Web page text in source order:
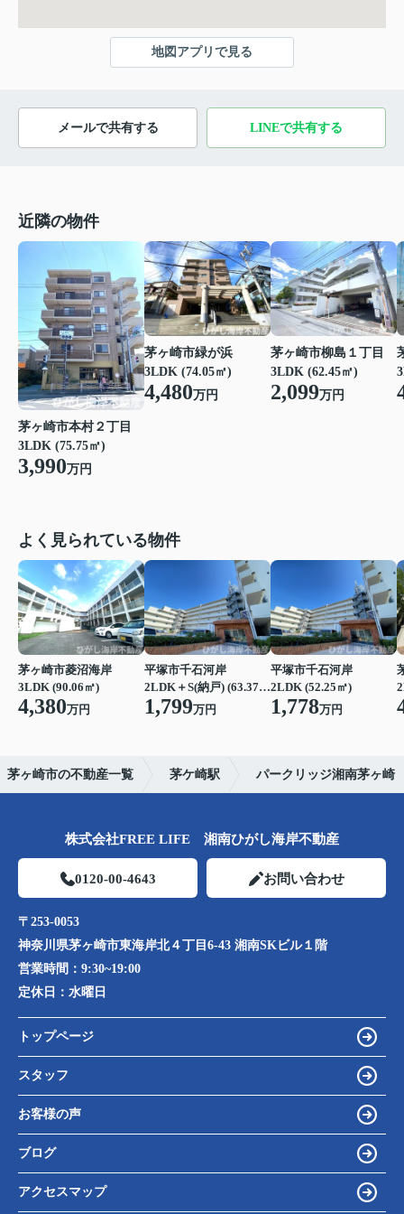
地図アプリで見る
メールで共有する LINEで共有する
近隣の物件
茅ヶ崎市本村２丁目
3LDK (75.75㎡)
3,990万円
茅ヶ崎市緑が浜
3LDK (74.05㎡)
4,480万円
茅ヶ崎市柳島１丁目
3LDK (62.45㎡)
2,099万円
よく見られている物件
茅ヶ崎市菱沼海岸
3LDK (90.06㎡)
4,380万円
平塚市千石河岸
2LDK＋S(納戸) (63.37㎡)
1,799万円
平塚市千石河岸
2LDK (52.25㎡)
1,778万円
茅ヶ崎市の不動産一覧 茅ケ崎駅 パークリッジ湘南茅ヶ崎
株式会社FREE LIFE 湘南ひがし海岸不動産
0120-00-4643 お問い合わせ
〒253-0053
神奈川県茅ヶ崎市東海岸北４丁目6-43 湘南SKビル１階
営業時間： 9:30~19:00
定休日： 水曜日
トップページ
スタッフ
お客様の声
ブログ
アクセスマップ